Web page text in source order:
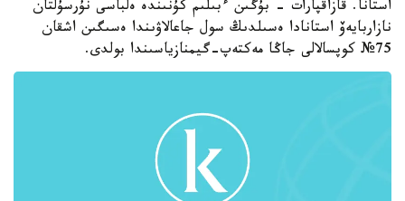
استانا. قازاقپارات - بۇگىن ءبىلىم كۇنىندە ەلباسى نۇرسۇلتان
نازاربايەۆ استانادا ەسىلدىڭ سول جاعالاۋىندا ەسىگىن اشقان
75№ كوپسالالى جاڭا مەكتەپ-گيمنازياسىندا بولدى.